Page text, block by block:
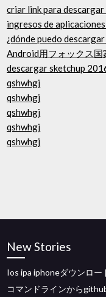
criar link para
ingresos de
¿dónde puedo
Android用フォックス国
descargar sketchup
qshwhgj
qshwhgj
qshwhgj
qshwhgj
qshwhgj
New Stories
Ios ipa iphoneダウンロー
コマンドラインから